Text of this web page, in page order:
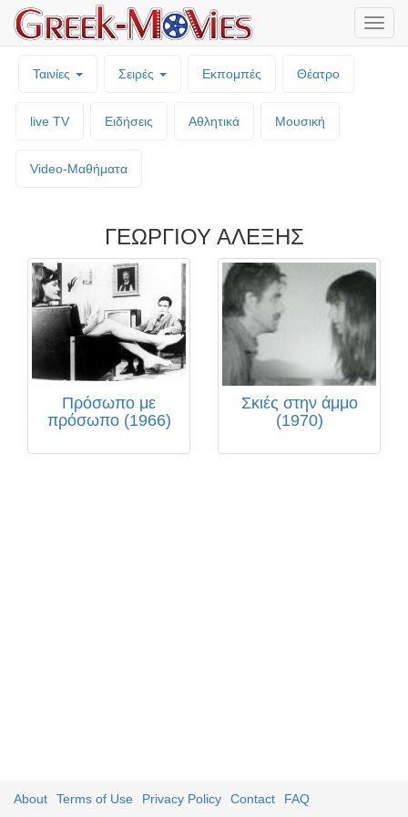
Ταινίες Σειρές Εκπομπές Θέατρο
live TV Ειδήσεις Αθλητικά Μουσική
Video-Mαθήματα
ΓΕΩΡΓΙΟΥ ΑΛΕΞΗΣ
Πρόσωπο με
πρόσωπο (1966)
Σκιές στην άμμο
(1970)
About Terms of Use Privacy Policy Contact FAQ